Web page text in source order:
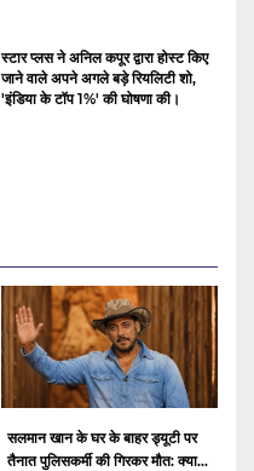
स्टार प्लस ने अनिल कपूर द्वारा होस्ट किए
जाने वाले अपने अगले बड़े रियलिटी शो,
'इंडिया के टॉप 1%' की घोषणा की।
सलमान खान के घर के बाहर ड्यूटी पर
तैनात पुलिसकर्मी की गिरकर मौत: क्या...